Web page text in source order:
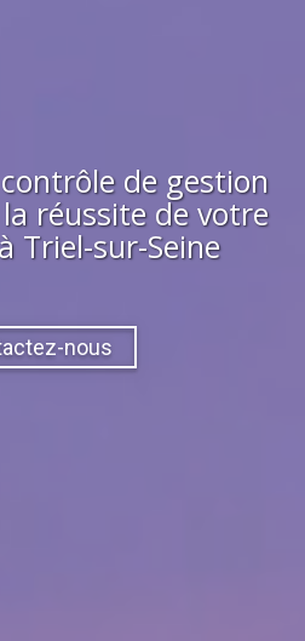
de gestion
réussite de votre
Triel-sur-Seine
nous